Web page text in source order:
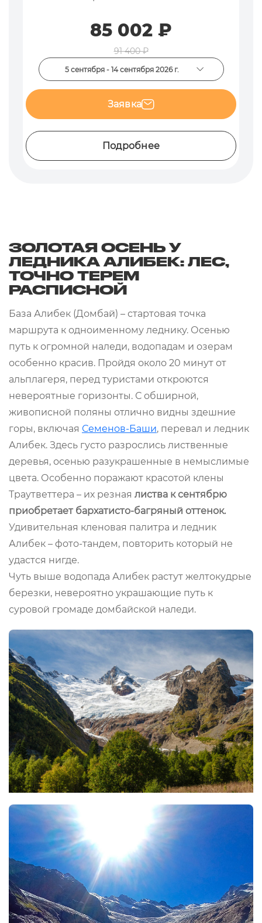
85 002 ₽
91 400 ₽
5 сентября - 14 сентября 2026 г.
Подробнее
Заявка
ЗОЛОТАЯ ОСЕНЬ У
ЛЕДНИКА АЛИБЕК: ЛЕС,
ТОЧНО ТЕРЕМ
РАСПИСНОЙ
База Алибек (Домбай) – стартовая точка
маршрута к одноименному леднику. Осенью
путь к огромной наледи, водопадам и озерам
особенно красив. Пройдя около 20 минут от
альплагеря, перед туристами откроются
невероятные горизонты. С обширной,
живописной поляны отлично видны здешние
горы, включая Семенов-Баши, перевал и ледник
Алибек. Здесь густо разрослись лиственные
деревья, осенью разукрашенные в немыслимые
цвета. Особенно поражают красотой клены
Траутветтера – их резная листва к сентябрю
приобретает бархатисто-багряный оттенок.
Удивительная кленовая палитра и ледник
Алибек – фото-тандем, повторить который не
удастся нигде.
Чуть выше водопада Алибек растут желтокудрые
березки, невероятно украшающие путь к
суровой громаде домбайской наледи.